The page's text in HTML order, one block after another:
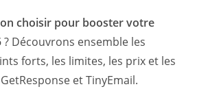
choisir pour booster votre
? Découvrons ensemble les
forts, les limites, les prix et les
et TinyEmail.